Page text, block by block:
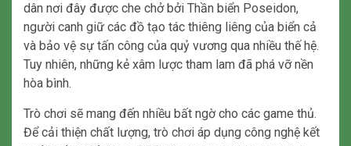
dân nơi đây được che chở bởi Thần biển Poseidon,
người canh giữ các đồ tạo tác thiêng liêng của biển cả
và bảo vệ sự tấn công của quỷ vương qua nhiều thế hệ.
Tuy nhiên, những kẻ xâm lược tham lam đã phá vỡ nền
hòa bình.
Trò chơi sẽ mang đến nhiều bất ngờ cho các game thủ.
Để cải thiện chất lượng, trò chơi áp dụng công nghệ kết